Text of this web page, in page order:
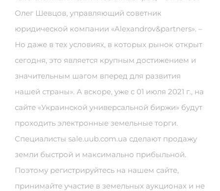
Олег Шевцов, управляющий советник
юридической компании «Alexandrov&partners». –
Но даже в тех условиях, в которых рынок открыт
сегодня, это является крупным достижением и
значительным шагом вперед для развития
нашей страны». А вскоре, уже с 01 июля 2021 г., на
сайте «Украинской универсальной биржи» будут
проходить электронные земельные торги.
Специалисты sale.uub.com.ua сделают продажу
земли быстрой и максимально прибыльной.
Поэтому регистрируйтесь на нашем сайте,
принимайте участие в земельных аукционах и не